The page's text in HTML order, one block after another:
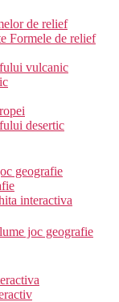
de relief
Formele de relief
vulcanic
desertic
geografie
interactiva
joc geografie